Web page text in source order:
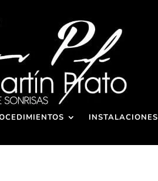
INSTALACIONES